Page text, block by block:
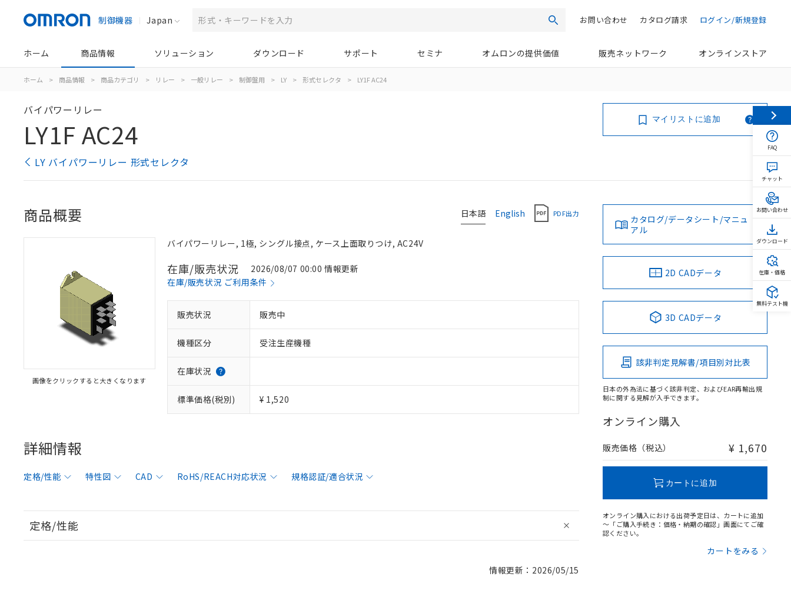
制御機器 Japan 検索 ログイン/新規登録
カタログ請求
お問い合わせ
ホーム 商品情報 ソリューション ダウンロード サポート セミナ オムロンの提供価値 販売ネットワーク オンラインストア
ホーム > 商品情報 > 商品カテゴリ > リレー > 一般リレー > 制御盤用 > LY > 形式セレクタ > LY1F AC24
バイパワーリレー
LY1F AC24
LY バイパワーリレー 形式セレクタ
マイリストに追加
日本語 English PDF出力
商品概要
画像をクリックすると大きくなります
バイパワーリレー, 1極, シングル接点, ケース上面取りつけ, AC24V
在庫/販売状況
2026/08/07 00:00 情報更新
在庫/販売状況 ご利用条件
販売状況 販売中
機種区分 受注生産機種
在庫状況
標準価格(税別) ¥ 1,520
詳細情報
定格/性能 特性図 CAD RoHS/REACH対応状況 規格認証/適合状況
定格/性能
情報更新：2026/05/15
カタログ/データシート/マニュ
アル
2D CADデータ
3D CADデータ
該非判定見解書/項目別対比表
日本の外為法に基づく該非判定、およびEAR再輸出規
制に関する見解が入手できます。
オンライン購入
販売価格（税込） ¥ 1,670
カートに追加
オンライン購入における出荷予定日は、カートに追加
～「ご購入手続き：価格・納期の確認」画面にてご確
認ください。
カートをみる
FAQ
チャット
お問い合わせ
ダウンロード
在庫・価格
無料テスト機